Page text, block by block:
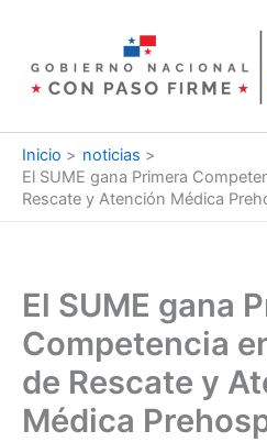
contenido
Inicio
noticias
El SUME gana Primera
Rescate y Atención Médica
El SUME gana
Competencia
de Rescate y
Médica